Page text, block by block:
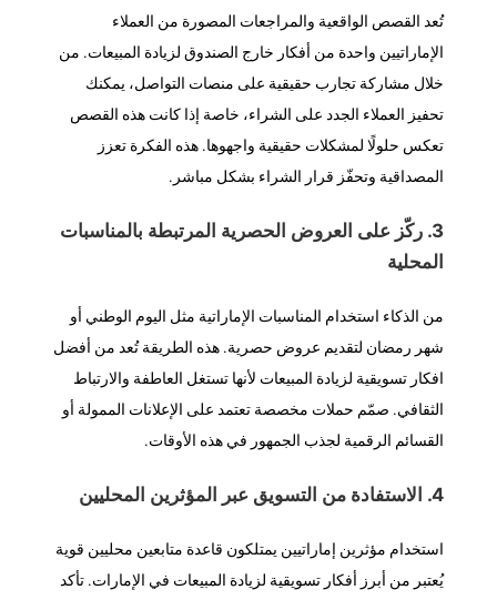
تُعد القصص الواقعية والمراجعات المصورة من العملاء
الإماراتيين واحدة من أفكار خارج الصندوق لزيادة المبيعات. من
خلال مشاركة تجارب حقيقية على منصات التواصل، يمكنك
تحفيز العملاء الجدد على الشراء، خاصة إذا كانت هذه القصص
تعكس حلولًا لمشكلات حقيقية واجهوها. هذه الفكرة تعزز
المصداقية وتحفّز قرار الشراء بشكل مباشر.
3. ركّز على العروض الحصرية المرتبطة بالمناسبات
المحلية
من الذكاء استخدام المناسبات الإماراتية مثل اليوم الوطني أو
شهر رمضان لتقديم عروض حصرية. هذه الطريقة تُعد من أفضل
افكار تسويقية لزيادة المبيعات لأنها تستغل العاطفة والارتباط
الثقافي. صمّم حملات مخصصة تعتمد على الإعلانات الممولة أو
القسائم الرقمية لجذب الجمهور في هذه الأوقات.
4. الاستفادة من التسويق عبر المؤثرين المحليين
استخدام مؤثرين إماراتيين يمتلكون قاعدة متابعين محليين قوية
يُعتبر من أبرز أفكار تسويقية لزيادة المبيعات في الإمارات. تأكد